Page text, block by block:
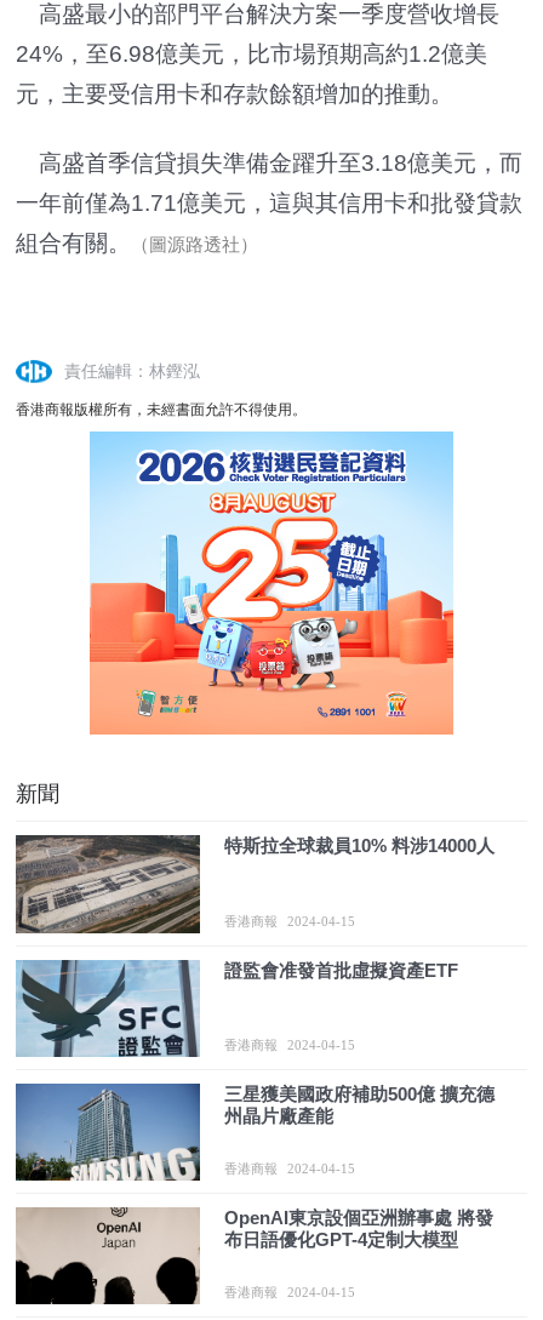
高盛最小的部門平台解決方案一季度營收增長
24%，至6.98億美元，比市場預期高約1.2億美
元，主要受信用卡和存款餘額增加的推動。
高盛首季信貸損失準備金躍升至3.18億美元，而
一年前僅為1.71億美元，這與其信用卡和批發貸款
組合有關。
（圖源路透社）
責任編輯：林鏗泓
香港商報版權所有，未經書面允許不得使用。
新聞
特斯拉全球裁員10% 料涉14000人
香港商報 2024-04-15
證監會准發首批虛擬資產ETF
香港商報 2024-04-15
三星獲美國政府補助500億 擴充德
州晶片廠產能
香港商報 2024-04-15
OpenAI東京設個亞洲辦事處 將發
布日語優化GPT-4定制大模型
香港商報 2024-04-15